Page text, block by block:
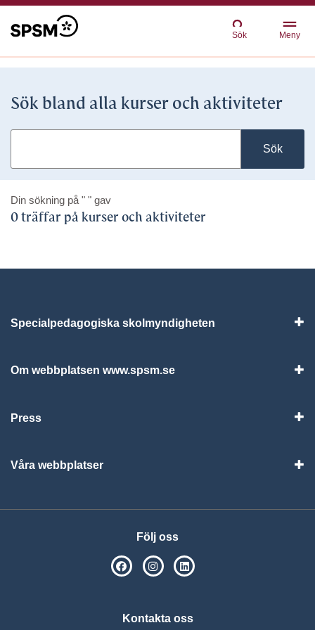
Sök Meny
Sök bland alla kurser och aktiviteter
Sök
Din sökning på " " gav
0 träffar på kurser och aktiviteter
Specialpedagogiska skolmyndigheten
Om webbplatsen www.spsm.se
Press
Våra webbplatser
Följ oss
SPSM på Facebook
SPSM på Instagram
Kontakta oss